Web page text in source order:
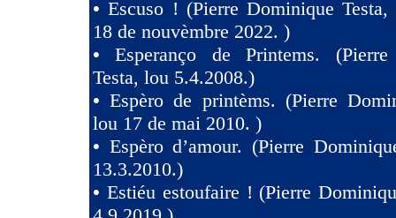
•Escuso ! (Pierre Dominique
18 de nouvèmbre 2022. )
•Esperanço de Printems.
Testa, lou 5.4.2008.)
•Espèro de printèms. (Pierre
lou 17 de mai 2010. )
• Espèro d’amour. (Pierre
13.3.2010.)
• Estiéu estoufaire ! (Pierre